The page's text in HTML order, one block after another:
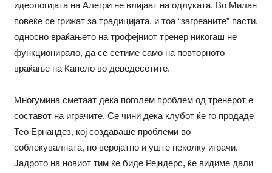
идеологијата на Алегри не влијаат на одлуката. Во Милан
повеќе се грижат за традицијата, и тоа “загреаните” пасти,
односно враќањето на трофејниот тренер никогаш не
функционирало, да се сетиме само на повторното
враќање на Капело во деведесетите.
Многумина сметаат дека поголем проблем од тренерот е
составот на играчите. Се чини дека клубот ќе го продаде
Тео Ернандез, кој создаваше проблеми во
соблекувалната, но веројатно и уште неколку играчи.
Јадрото на новиот тим ќе биде Рејндерс, ќе видиме дали